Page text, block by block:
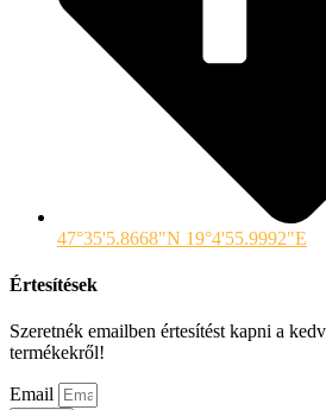
47°35'5.8668"N 19°4'55.9992"E
Értesítések
Szeretnék emailben értesítést kapni a
termékekről!
Email